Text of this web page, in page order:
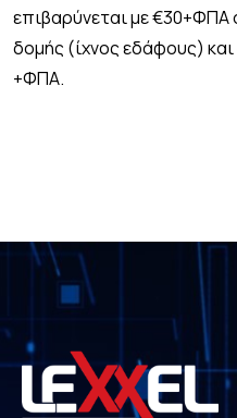
επιβαρύνεται με €30+ΦΠΑ
δομής (ίχνος εδάφους)
+ΦΠΑ.